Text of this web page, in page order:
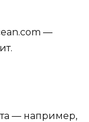
—
— например,